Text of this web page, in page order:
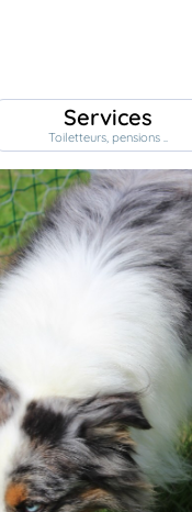
Services
Toiletteurs, pensions ..